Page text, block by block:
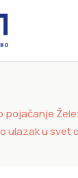
pojačanje
ulazak u svet